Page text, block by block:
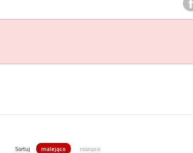
Sortuj malejąco rosnąco